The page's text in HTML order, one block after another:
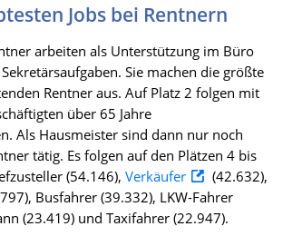
Jobs bei Rentnern
arbeiten als Unterstützung im Büro
Sie machen die größte
Rentner aus. Auf Platz 2 folgen mit
über 65 Jahre
Als Hausmeister sind dann nur noch
tätig. Es folgen auf den Plätzen 4 bis
(54.146), Verkäufer
(42.632),
Busfahrer (39.332), LKW-Fahrer
(23.419) und Taxifahrer (22.947).